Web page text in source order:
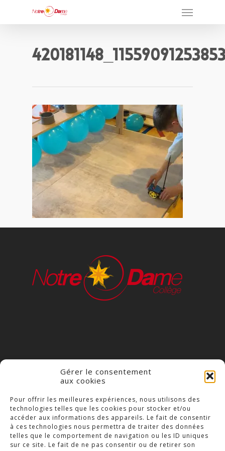
Gérer le consentement
aux cookies
Pour offrir les meilleures expériences, nous utilisons des
technologies telles que les cookies pour stocker et/ou
accéder aux informations des appareils. Le fait de consentir
à ces technologies nous permettra de traiter des données
telles que le comportement de navigation ou les ID uniques
sur ce site. Le fait de ne pas consentir ou de retirer son
COLLÈGE NOTRE DAME
23 Place Saint-Jean,
79300 Bressuire
Téléphone : 05 49 74 46 20